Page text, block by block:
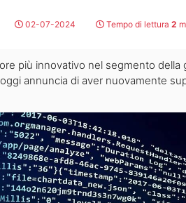
02-07-2024 Tempo di lettura 2
più innovativo nel segmento
annuncia di aver nuovamente